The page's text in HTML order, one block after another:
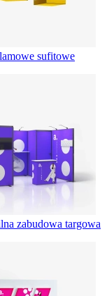
sufitowe
zabudowa targowa